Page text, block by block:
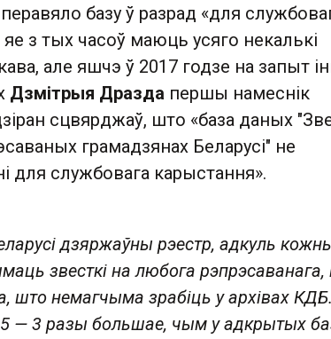
базу ў разрад «для
з тых часоў маюць усяго некалькі
але яшчэ ў 2017 годзе на запыт
Дзмітрыя Дразда першы намеснік
сцвярджаў, што «база даных
грамадзянах Беларусі" не
для службовага карыстання».
дзяржаўны рэестр, адкуль
звесткі на любога рэпрэсаванага,
немагчыма зрабіць у архівах КДБ.
— 3 разы большае, чым у адкрытых